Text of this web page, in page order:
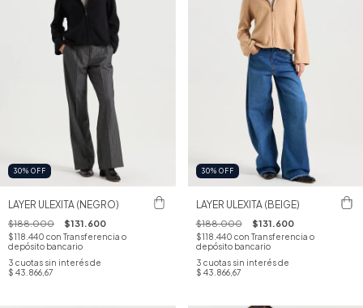
30% OFF
LAYER ULEXITA (NEGRO)
$188.000 $131.600
$118.440 con Transferencia o
depósito bancario
3 cuotas sin interés de
$ 43.866,67
30% OFF
LAYER ULEXITA (BEIGE)
$188.000 $131.600
$118.440 con Transferencia o
depósito bancario
3 cuotas sin interés de
$ 43.866,67